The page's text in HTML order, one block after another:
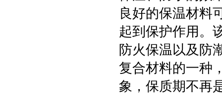
良好的保温材料
起到保护作用。
防火保温以及防
复合材料的一种
象，保质期不再